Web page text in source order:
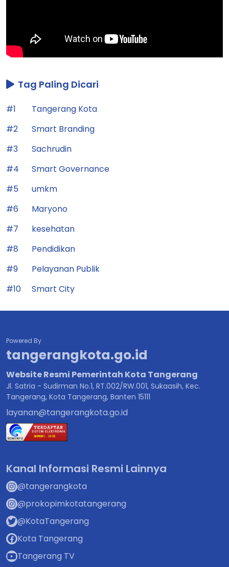
Tag Paling Dicari
#1
Tangerang Kota
#2
Smart Branding
#3
Sachrudin
#4
Smart Governance
#5
umkm
#6
Maryono
#7
kesehatan
#8
Pendidikan
#9
Pelayanan Publik
#10
Smart City
Powered By
tangerangkota.go.id
Website Resmi Pemerintah Kota Tangerang
Jl. Satria - Sudirman No.1, RT.002/RW.001, Sukaasih, Kec.
Tangerang, Kota Tangerang, Banten 15111
layanan@tangerangkota.go.id
Kanal Informasi Resmi Lainnya
@tangerangkota
@prokopimkotatangerang
@KotaTangerang
Kota Tangerang
Tangerang TV